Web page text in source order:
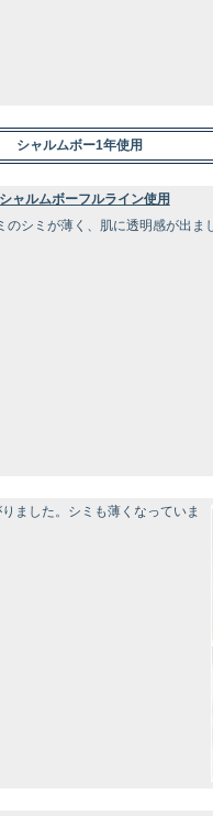
シャルムボー1年使用
ャルムボーフルライン使用
のシミが薄く、肌に透明感が出ま
ました。シミも薄くなっていま